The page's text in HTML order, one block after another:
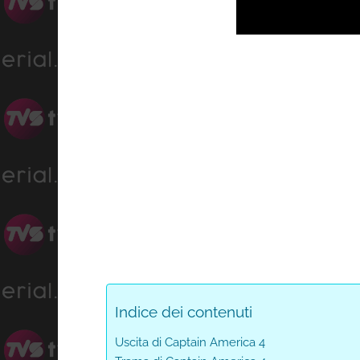
0%
Indice dei contenuti
Uscita di Captain America 4